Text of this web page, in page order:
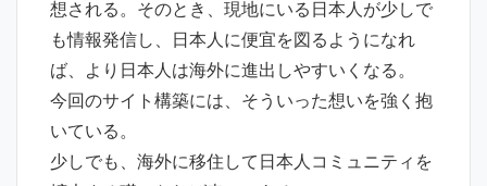
想される。そのとき、現地にいる日本人が少しで
も情報発信し、日本人に便宜を図るようになれ
ば、より日本人は海外に進出しやすいくなる。
今回のサイト構築には、そういった想いを強く抱
いている。
少しでも、海外に移住して日本人コミュニティを